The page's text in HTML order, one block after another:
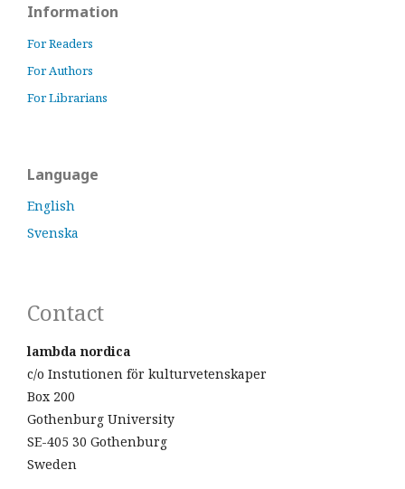
Information
For Readers
For Authors
For Librarians
Language
English
Svenska
Contact
lambda nordica
c/o Instutionen för kulturvetenskaper
Box 200
Gothenburg University
SE-405 30 Gothenburg
Sweden